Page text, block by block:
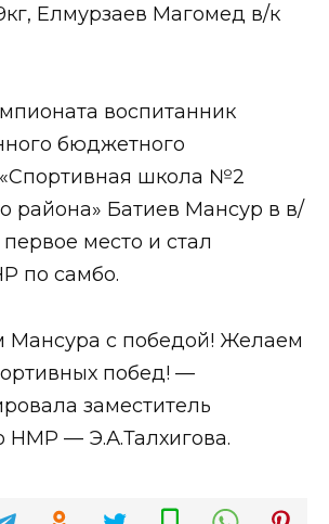
Елмурзаев Магомед в/к
воспитанник
бюджетного
школа №2
района» Батиев Мансур в в/
первое место и стал
по самбо.
Мансура с победой! Желаем
побед! —
заместитель
НМР — Э.А.Талхигова.